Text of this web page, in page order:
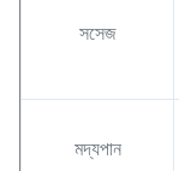
সসেজ
মদ্যপান